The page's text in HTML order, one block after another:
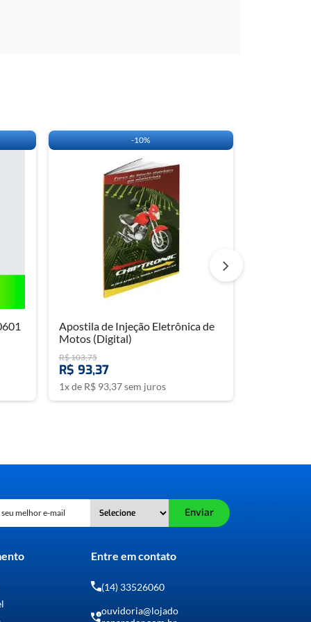
-10%
Apostila de Injeção Eletrônica de
Motos (Digital)
R$103,75
R$ 93,37
1x de R$ 93,37sem juros
Enviar
Entre em contato
(14) 33526060
ouvidoria@lojado